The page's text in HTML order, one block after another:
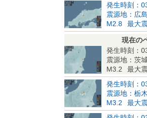
発生時刻：
震源地：広
M2.8
最大
現在の
発生時刻：
震源地：茨
M3.2
最大
発生時刻：
震源地：栃
M3.2
最大